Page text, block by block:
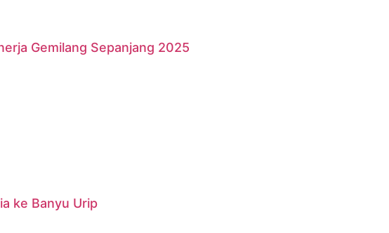
Gemilang Sepanjang 2025
ke Banyu Urip